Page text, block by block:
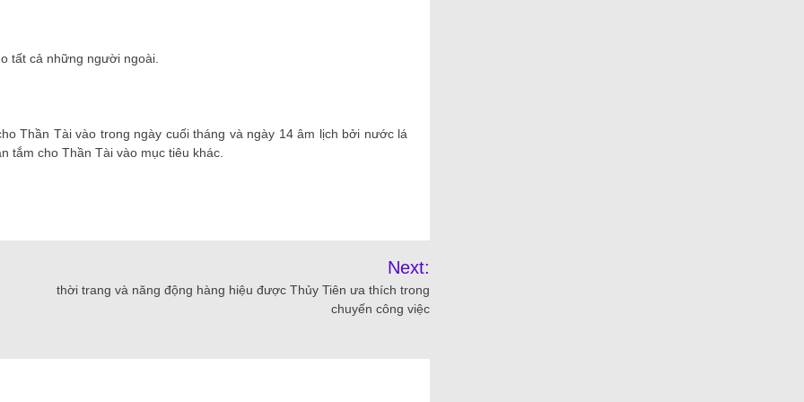
tất cả những người ngoài.
Thần Tài vào trong ngày cuối tháng và ngày 14 âm lịch bởi nước lá
cho Thần Tài vào mục tiêu khác.
Next:
thời trang và năng động hàng hiệu được Thủy Tiên ưa thích trong
chuyến công việc